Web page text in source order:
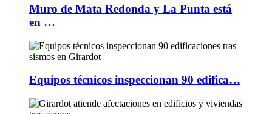
Muro de Mata Redonda y La Punta está
en …
Equipos técnicos inspeccionan 90 edifica…